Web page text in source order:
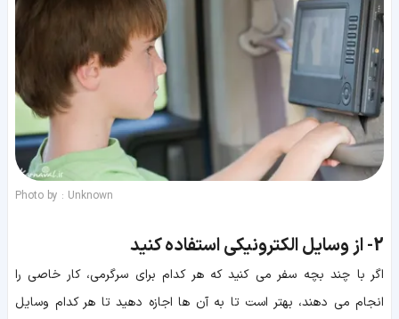
Photo by : Unknown
2- از وسایل الکترونیکی استفاده کنید
اگر با چند بچه سفر می کنید که هر کدام برای سرگرمی، کار خاصی را
انجام می دهند، بهتر است تا به آن ها اجازه دهید تا هر کدام وسایل